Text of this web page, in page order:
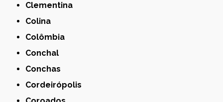
Clementina
Colina
Colômbia
Conchal
Conchas
Cordeirópolis